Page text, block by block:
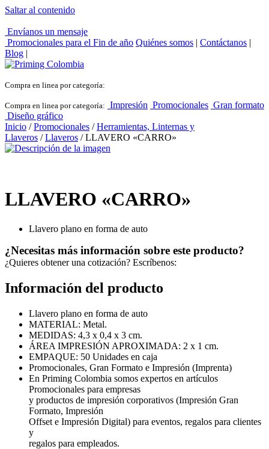
Saltar al contenido
Envíanos un mensaje
Promocionales para el Fin de año Quiénes somos | Contáctanos |
Blog |
Compra en linea por categoría:
Compra en linea por categoría: Impresión Promocionales Gran formato
Diseño gráfico
Inicio /Promocionales /Herramientas, Linternas y
Llaveros /Llaveros / LLAVERO «CARRO»
LLAVERO «CARRO»
Llavero plano en forma de auto
¿Necesitas más información sobre este producto?
¿Quieres obtener una cotización? Escríbenos:
Información del producto
Llavero plano en forma de auto
MATERIAL: Metal.
MEDIDAS: 4,3 x 0,4 x 3 cm.
ÁREA IMPRESIÓN APROXIMADA: 2 x 1 cm.
EMPAQUE: 50 Unidades en caja
Promocionales, Gran Formato e Impresión (Imprenta)
En Priming Colombia somos expertos en artículos
Promocionales para empresas
y productos de impresión corporativos (Impresión Gran
Formato, Impresión
Offset e Impresión Digital) para eventos, regalos para clientes
y
regalos para empleados.